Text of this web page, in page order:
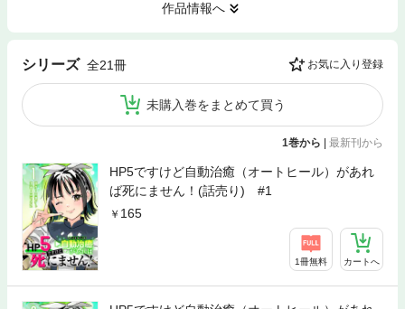
作品情報へ
シリーズ 全21冊 お気に入り登録
未購入巻をまとめて買う
1巻から 最新刊から
HP5ですけど自動治癒（オートヒール）があれ
ば死にません！(話売り) #1
165
1冊無料 カートへ